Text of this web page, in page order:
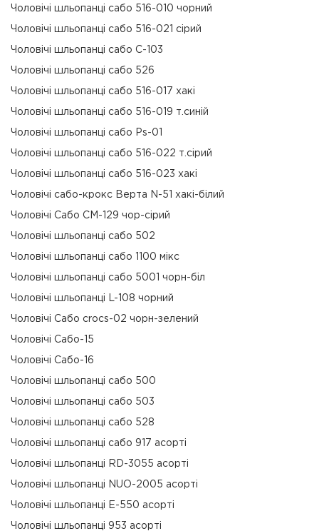
Чоловічі шльопанці сабо 516-010 чорний
Чоловічі шльопанці сабо 516-021 сірий
Чоловічі шльопанці сабо С-103
Чоловічі шльопанці сабо 526
Чоловічі шльопанці сабо 516-017 хакі
Чоловічі шльопанці сабо 516-019 т.синій
Чоловічі шльопанці сабо Ps-01
Чоловічі шльопанці сабо 516-022 т.сірий
Чоловічі шльопанці сабо 516-023 хакі
Чоловічі сабо-крокс Верта N-51 хакі-білий
Чоловічі Сабо СМ-129 чор-сірий
Чоловічі шльопанці сабо 502
Чоловічі шльопанці сабо 1100 мікс
Чоловічі шльопанці сабо 5001 чорн-біл
Чоловічі шльопанці L-108 чорний
Чоловічі Сабо crocs-02 чорн-зелений
Чоловічі Сабо-15
Чоловічі Сабо-16
Чоловічі шльопанці сабо 500
Чоловічі шльопанці сабо 503
Чоловічі шльопанці сабо 528
Чоловічі шльопанці сабо 917 асорті
Чоловічі шльопанці RD-3055 асорті
Чоловічі шльопанці NUO-2005 асорті
Чоловічі шльопанці E-550 асорті
Чоловічі шльопанці 953 асорті